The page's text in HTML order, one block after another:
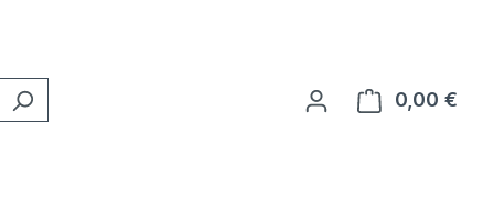
0,00 €